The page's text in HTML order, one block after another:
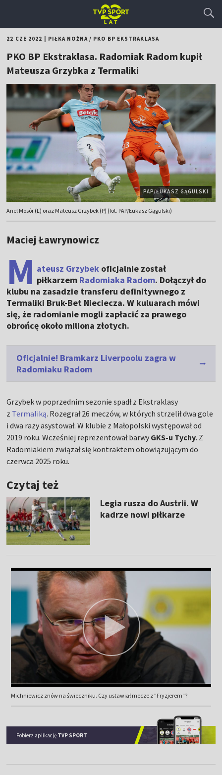
22 CZE 2022 PIŁKA NOŻNA/ PKO BP EKSTRAKLASA
PKO BP Ekstraklasa. Radomiak Radom kupił
Mateusza Grzybka z Termaliki
PAP/ŁUKASZ GĄGULSKI
Ariel Mosór (L) oraz Mateusz Grzybek (P) (fot. PAP/Łukasz Gągulski)
Maciej Ławrynowicz
M ateusz Grzybek oficjalnie został
piłkarzem Radomiaka Radom. Dołączył do
klubu na zasadzie transferu definitywnego z
Termaliki Bruk-Bet Nieciecza. W kuluarach mówi
się, że radomianie mogli zapłacić za prawego
obrońcę około miliona złotych.
Oficjalnie! Bramkarz Liverpoolu zagra w
Radomiaku Radom
Grzybek w poprzednim sezonie spadł z Ekstraklasy
z Termaliką. Rozegrał 26 meczów, w których strzelił dwa gole
i dwa razy asystował. W klubie z Małopolski występował od
2019 roku. Wcześniej reprezentował barwy GKS-u Tychy. Z
Radomiakiem związał się kontraktem obowiązującym do
czerwca 2025 roku.
Czytaj też
Legia rusza do Austrii. W
kadrze nowi piłkarze
Michniewicz znów na świeczniku. Czy ustawiał mecze z "Fryzjerem"?
Pobierz aplikację TVP SPORT